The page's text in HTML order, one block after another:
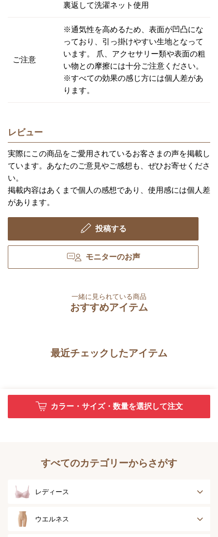
裏返して洗濯ネット使用
ご注意
※通気性を高めるため、表面が凹凸にな
っており、引っ掛けやすい生地となって
います。 爪、アクセサリー類や表面の粗
い物との摩擦には十分ご注意ください。
※すべての効果の感じ方には個人差があ
ります。
レビュー
実際にこの商品をご愛用されているお客さまの声を掲載し
ています。あなたのご意見やご感想も、ぜひお寄せくださ
い。
掲載内容はあくまで個人の感想であり、使用感には個人差
があります。
投稿する
モニターのお声
一緒に見られている商品
おすすめアイテム
最近チェックしたアイテム
カラー・サイズ・数量を選択して注文
すべてのカテゴリーからさがす
レディース
ブラジャー
ウエルネス